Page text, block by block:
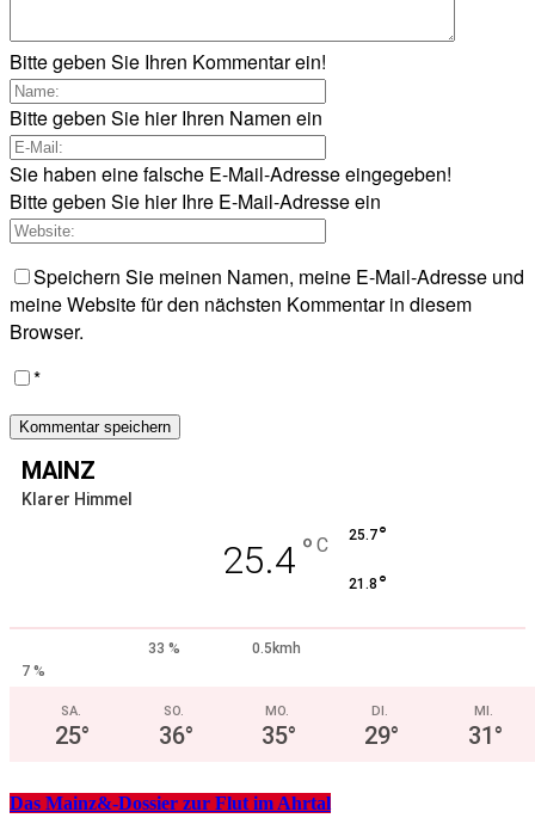
Bitte geben Sie Ihren Kommentar ein!
Bitte geben Sie hier Ihren Namen ein
Sie haben eine falsche E-Mail-Adresse eingegeben!
Bitte geben Sie hier Ihre E-Mail-Adresse ein
Speichern Sie meinen Namen, meine E-Mail-Adresse und
meine Website für den nächsten Kommentar in diesem
Browser.
*
MAINZ
Klarer Himmel
25.4 ° C 25.7°
21.8 °
33 %
0.5kmh
7 %
SA.
25°
SO.
36°
MO.
35°
DI.
29°
MI.
31°
Das Mainz&-Dossier zur Flut im Ahrtal